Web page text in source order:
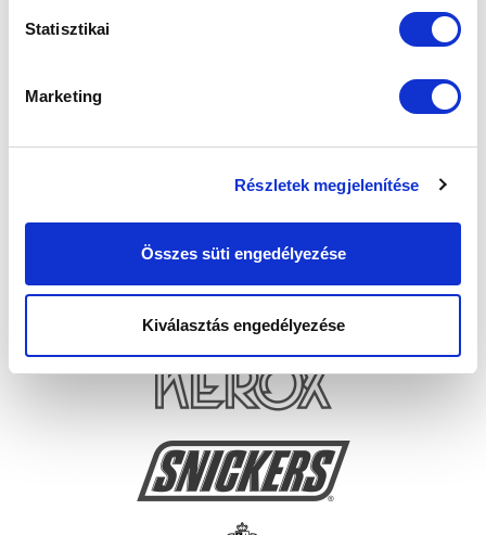
Statisztikai
Marketing
Részletek megjelenítése
Összes süti engedélyezése
Kiválasztás engedélyezése